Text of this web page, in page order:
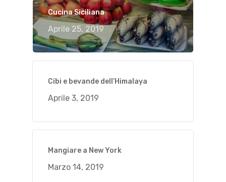
Cucina Siciliana
Aprile 25, 2019
Cibi e bevande dell’Himalaya
Aprile 3, 2019
Mangiare a New York
Marzo 14, 2019